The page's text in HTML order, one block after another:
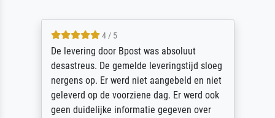
5 / 5
Sehr gute Qualität des Leinwanddrucks und
des Rahmens! Unser Bild wurde sehr
sorgfältig und sicher verpackt, so dass es
unbeschadet bei uns ankam. Es wird nicht
unser letzter Meisterdruck sein. Vielen